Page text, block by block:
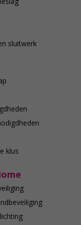
sluitwerk
klus